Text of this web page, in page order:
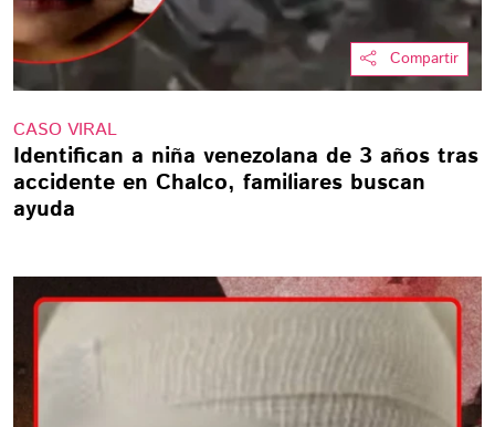
Compartir
CASO VIRAL
Identifican a niña venezolana de 3 años tras
accidente en Chalco, familiares buscan
ayuda